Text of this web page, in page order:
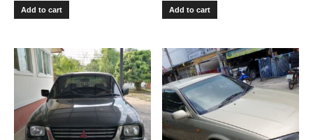
Add to cart Add to cart